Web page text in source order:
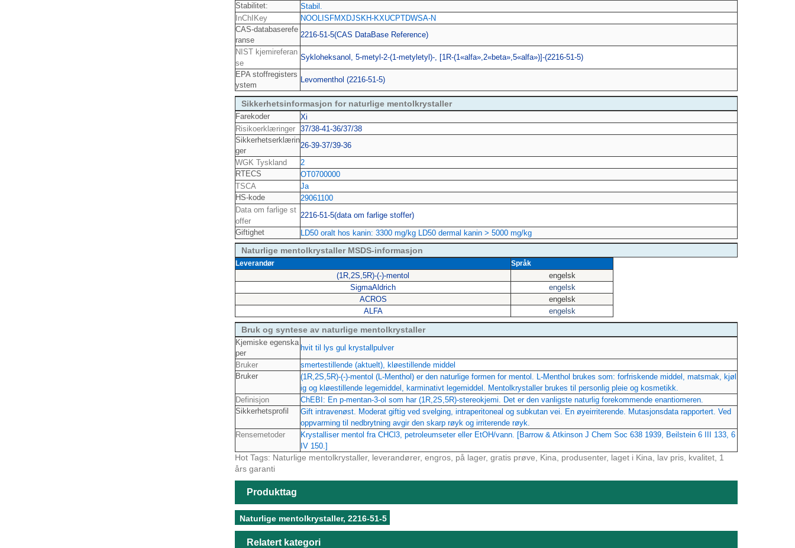
Stabilitet:
Stabil.
InChIKey
NOOLISFMXDJSKH-KXUCPTDWSA-N
CAS-databaserefe
ranse
2216-51-5(CAS DataBase Reference)
NIST kjemireferan
se
Sykloheksanol, 5-metyl-2-(1-metyletyl)-, [1R-(1«alfa»,2«beta»,5«alfa»)]-(2216-51-5)
EPA stoffregisters
ystem
Levomenthol (2216-51-5)
Sikkerhetsinformasjon for naturlige mentolkrystaller
Farekoder
Xi
Risikoerklæringer 37/38-41-36/37/38
Sikkerhetserklærin
ger
26-39-37/39-36
WGK Tyskland
2
RTECS
OT0700000
TSCA
Ja
HS-kode
29061100
Data om farlige st
offer
2216-51-5(data om farlige stoffer)
Giftighet
LD50 oralt hos kanin: 3300 mg/kg LD50 dermal kanin > 5000 mg/kg
Naturlige mentolkrystaller MSDS-informasjon
Leverandør Språk
(1R,2S,5R)-(-)-mentol
engelsk
SigmaAldrich
engelsk
ACROS
engelsk
ALFA
engelsk
Bruk og syntese av naturlige mentolkrystaller
Kjemiske egenska
per
hvit til lys gul krystallpulver
Bruker
smertestillende (aktuelt), kløestillende middel
Bruker
(1R,2S,5R)-(-)-mentol (L-Menthol) er den naturlige formen for mentol. L-Menthol brukes som: forfriskende middel, matsmak, kjøl
ig og kløestillende legemiddel, karminativt legemiddel. Mentolkrystaller brukes til personlig pleie og kosmetikk.
Definisjon
ChEBI: En p-mentan-3-ol som har (1R,2S,5R)-stereokjemi. Det er den vanligste naturlig forekommende enantiomeren.
Sikkerhetsprofil
Gift intravenøst. Moderat giftig ved svelging, intraperitoneal og subkutan vei. En øyeirriterende. Mutasjonsdata rapportert. Ved
oppvarming til nedbrytning avgir den skarp røyk og irriterende røyk.
Rensemetoder
Krystalliser mentol fra CHCl3, petroleumseter eller EtOH/vann. [Barrow & Atkinson J Chem Soc 638 1939, Beilstein 6 III 133, 6
IV 150.]
Hot Tags: Naturlige mentolkrystaller, leverandører, engros, på lager, gratis prøve, Kina, produsenter, laget i Kina, lav pris, kvalitet, 1
års garanti
Produkttag
Naturlige mentolkrystaller, 2216-51-5
Relatert kategori